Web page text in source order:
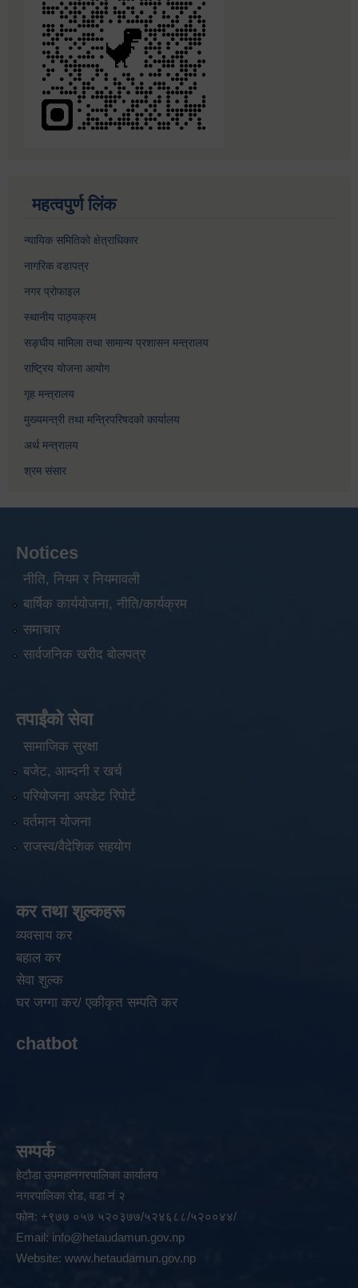
महत्वपुर्ण लिंक
न्यायिक समितिको क्षेत्राधिकार
नागरिक वडापत्र
नगर प्रोफाइल
स्थानीय पाठ्यक्रम
सङ्घीय मामिला तथा सामान्य प्रशासन मन्त्रालय
राष्ट्रिय योजना आयोग
गृह मन्त्रालय
मुख्यमन्त्री तथा मन्त्रिपरिषदको कार्यालय
अर्थ मन्त्रालय
श्रम संसार
Notices
नीति, नियम र नियमावली
बार्षिक कार्ययोजना, नीति/कार्यक्रम
समाचार
सार्वजनिक खरीद बोलपत्र
तपाईंको सेवा
सामाजिक सुरक्षा
बजेट, आम्दनी र खर्च
परियोजना अपडेट रिपोर्ट
वर्तमान योजना
राजस्व/वैदेशिक सहयोग
कर तथा शुल्कहरू
व्यवसाय कर
बहाल कर
सेवा शुल्क
घर जग्गा कर/ एकीकृत सम्पति कर
chatbot
सम्पर्क
हेटौडा उपमहानगरपालिका कार्यालय
नगरपालिका रोड, वडा नं २
फोन: +९७७ ०५७ ५२०३७७/५२४६८८/५२००४४/
Email: info@hetaudamun.gov.np
Website: www.hetaudamun.gov.np